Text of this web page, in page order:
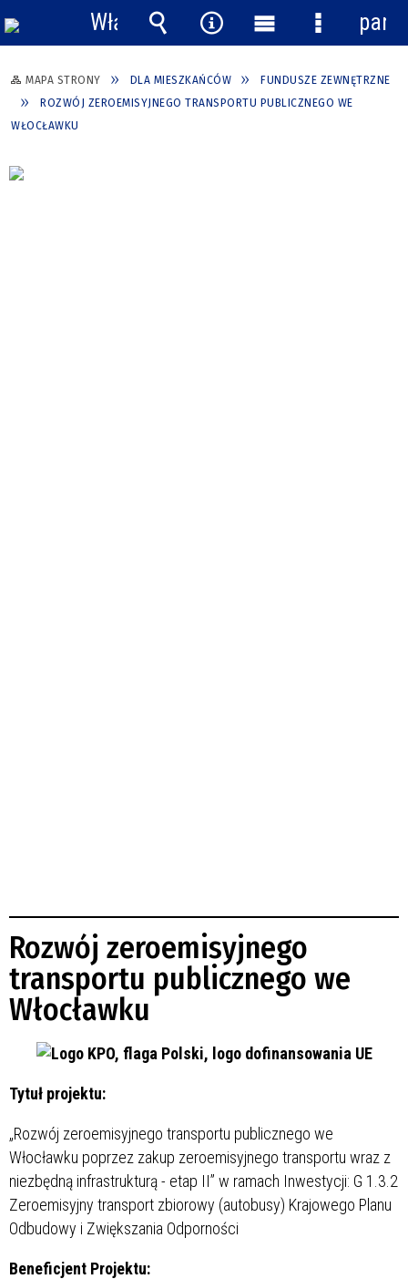
MAPA STRONY DLA MIESZKAŃCÓW
FUNDUSZE ZEWNĘTRZNE
ROZWÓJ ZEROEMISYJNEGO TRANSPORTU PUBLICZNEGO WE
WŁOCŁAWKU
Rozwój zeroemisyjnego
transportu publicznego we
Włocławku
Tytuł projektu:
„Rozwój zeroemisyjnego transportu publicznego we
Włocławku poprzez zakup zeroemisyjnego transportu wraz z
niezbędną infrastrukturą - etap II” w ramach Inwestycji: G 1.3.2
Zeroemisyjny transport zbiorowy (autobusy) Krajowego Planu
Odbudowy i Zwiększania Odporności
Beneficjent Projektu:
Włącz
powiadomienia
Wyszukiwarka
Narzędzia
Menu
główne
Menu
panel